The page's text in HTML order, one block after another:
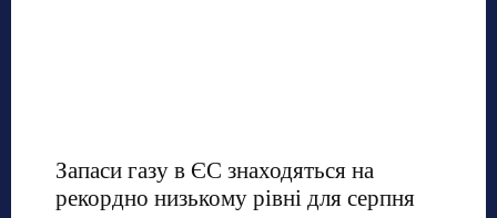
Запаси газу в ЄС знаходяться на
рекордно низькому рівні для серпня